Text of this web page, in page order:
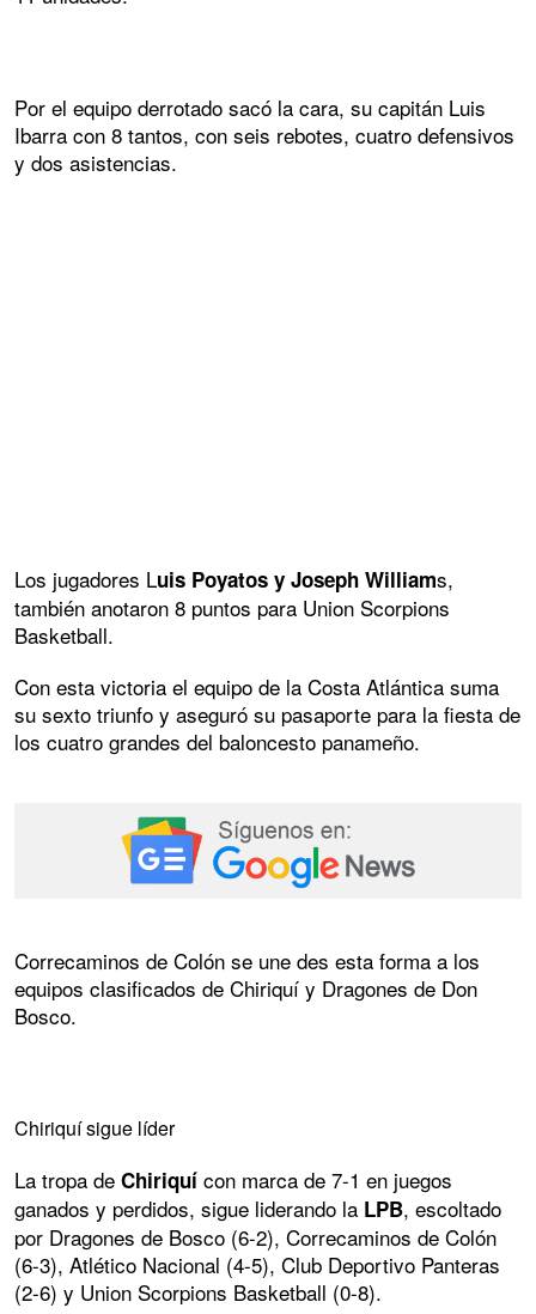
Por el equipo derrotado sacó la cara, su capitán Luis
Ibarra con 8 tantos, con seis rebotes, cuatro defensivos
y dos asistencias.
Los jugadores Luis Poyatos y Joseph Williams,
también anotaron 8 puntos para Union Scorpions
Basketball.
Con esta victoria el equipo de la Costa Atlántica suma
su sexto triunfo y aseguró su pasaporte para la fiesta de
los cuatro grandes del baloncesto panameño.
Correcaminos de Colón se une des esta forma a los
equipos clasificados de Chiriquí y Dragones de Don
Bosco.
Chiriquí sigue líder
La tropa de Chiriquí con marca de 7-1 en juegos
ganados y perdidos, sigue liderando la LPB, escoltado
por Dragones de Bosco (6-2), Correcaminos de Colón
(6-3), Atlético Nacional (4-5), Club Deportivo Panteras
(2-6) y Union Scorpions Basketball (0-8).